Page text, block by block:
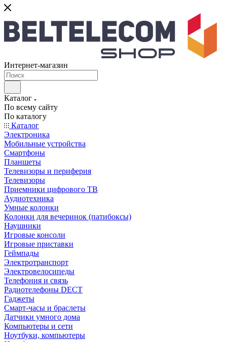
Интернет-магазин
Каталог
По всему сайту
По каталогу
Каталог
Электроника
Мобильные устройства
Смартфоны
Планшеты
Телевизоры и периферия
Телевизоры
Приемники цифрового ТВ
Аудиотехника
Умные колонки
Колонки для вечеринок (патибоксы)
Наушники
Игровые консоли
Игровые приставки
Геймпады
Электротранспорт
Электровелосипеды
Телефония и связь
Радиотелефоны DECT
Гаджеты
Смарт-часы и браслеты
Датчики умного дома
Компьютеры и сети
Ноутбуки, компьютеры